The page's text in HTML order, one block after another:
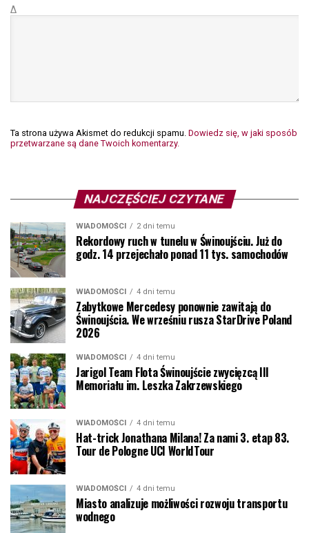
Δ
Ta strona używa Akismet do redukcji spamu. Dowiedz się, w jaki sposób
przetwarzane są dane Twoich komentarzy.
NAJCZĘŚCIEJ CZYTANE
WIADOMOŚCI 2 dni temu
Rekordowy ruch w tunelu w Świnoujściu. Już do
godz. 14 przejechało ponad 11 tys. samochodów
WIADOMOŚCI 4 dni temu
Zabytkowe Mercedesy ponownie zawitają do
Świnoujścia. We wrześniu rusza StarDrive Poland
2026
WIADOMOŚCI 4 dni temu
Jarigol Team Flota Świnoujście zwycięzcą III
Memoriału im. Leszka Zakrzewskiego
WIADOMOŚCI 4 dni temu
Hat-trick Jonathana Milana! Za nami 3. etap 83.
Tour de Pologne UCI WorldTour
WIADOMOŚCI 4 dni temu
Miasto analizuje możliwości rozwoju transportu
wodnego